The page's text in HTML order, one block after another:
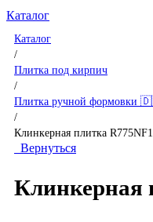
Каталог
Каталог
/
Плитка под кирпич
/
Плитка ручной формовки
/
Клинкерная плитка
Вернуться
Клинкерная